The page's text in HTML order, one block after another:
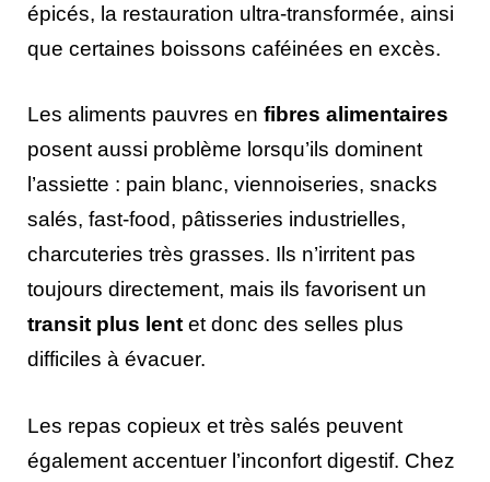
épicés, la restauration ultra-transformée, ainsi
que certaines boissons caféinées en excès.
Les aliments pauvres en fibres alimentaires
posent aussi problème lorsqu’ils dominent
l’assiette : pain blanc, viennoiseries, snacks
salés, fast-food, pâtisseries industrielles,
charcuteries très grasses. Ils n’irritent pas
toujours directement, mais ils favorisent un
transit plus lent et donc des selles plus
difficiles à évacuer.
Les repas copieux et très salés peuvent
également accentuer l’inconfort digestif. Chez